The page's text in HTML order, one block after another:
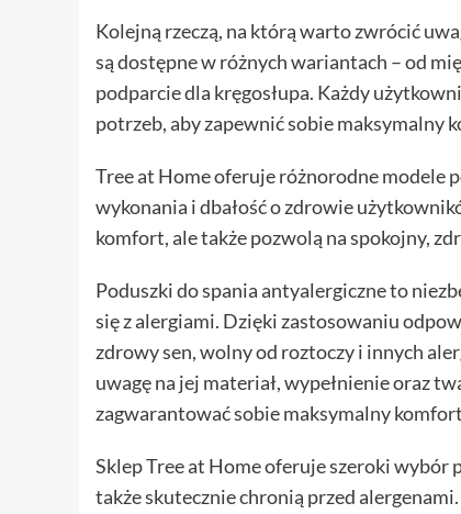
Kolejną rzeczą, na którą warto zwrócić
są dostępne w różnych wariantach – od
podparcie dla kręgosłupa. Każdy
potrzeb, aby zapewnić sobie maksymalny
Tree at Home oferuje różnorodne modele
wykonania i dbałość o zdrowie
komfort, ale także pozwolą na spokojny,
Poduszki do spania antyalergiczne to
się z alergiami. Dzięki zastosowaniu
zdrowy sen, wolny od roztoczy i innych
uwagę na jej materiał, wypełnienie oraz
zagwarantować sobie maksymalny
Sklep Tree at Home oferuje szeroki wybór
także skutecznie chronią przed